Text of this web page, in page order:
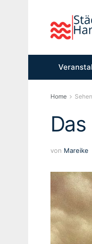
Home
von Mareike